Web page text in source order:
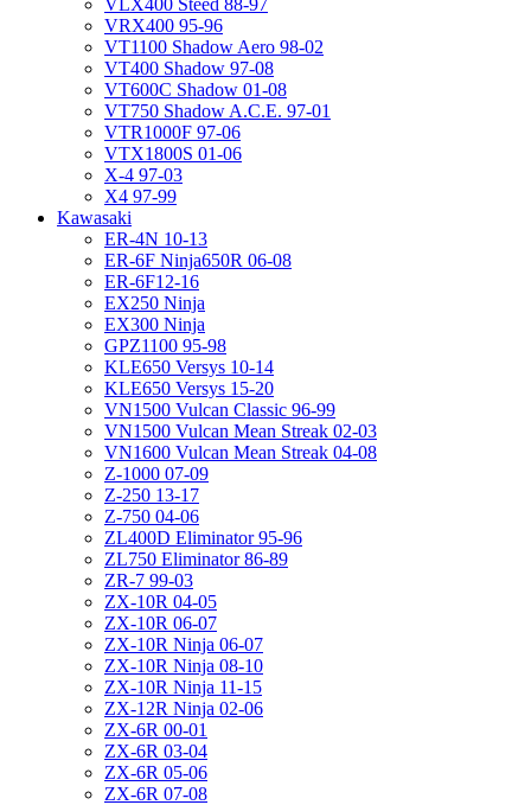
VLX400 Steed 88-97
VRX400 95-96
VT1100 Shadow Aero 98-02
VT400 Shadow 97-08
VT600C Shadow 01-08
VT750 Shadow A.C.E. 97-01
VTR1000F 97-06
VTX1800S 01-06
X-4 97-03
X4 97-99
Kawasaki
ER-4N 10-13
ER-6F Ninja650R 06-08
ER-6F12-16
EX250 Ninja
EX300 Ninja
GPZ1100 95-98
KLE650 Versys 10-14
KLE650 Versys 15-20
VN1500 Vulcan Classic 96-99
VN1500 Vulcan Mean Streak 02-03
VN1600 Vulcan Mean Streak 04-08
Z-1000 07-09
Z-250 13-17
Z-750 04-06
ZL400D Eliminator 95-96
ZL750 Eliminator 86-89
ZR-7 99-03
ZX-10R 04-05
ZX-10R 06-07
ZX-10R Ninja 06-07
ZX-10R Ninja 08-10
ZX-10R Ninja 11-15
ZX-12R Ninja 02-06
ZX-6R 00-01
ZX-6R 03-04
ZX-6R 05-06
ZX-6R 07-08